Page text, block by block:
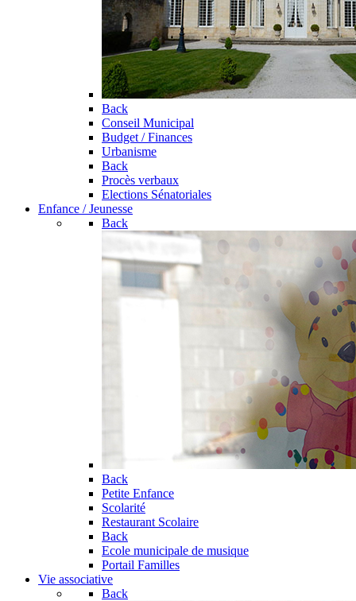
Back
Conseil Municipal
Budget / Finances
Urbanisme
Back
Procès verbaux
Elections Sénatoriales
Enfance / Jeunesse
Back
Back
Petite Enfance
Scolarité
Restaurant Scolaire
Back
Ecole municipale de musique
Portail Familles
Vie associative
Back